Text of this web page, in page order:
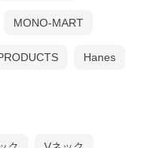
MONO-MART
Hanes